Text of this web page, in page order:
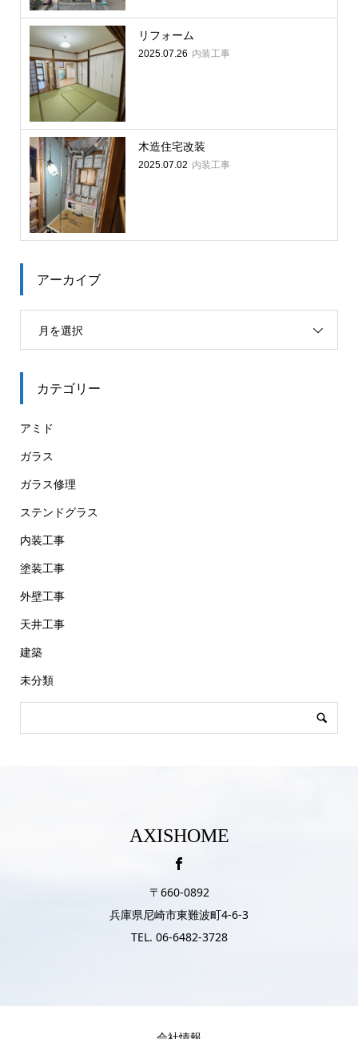
リフォーム
2025.07.26 内装工事
木造住宅改装
2025.07.02 内装工事
アーカイブ
月を選択
カテゴリー
アミド
ガラス
ガラス修理
ステンドグラス
内装工事
塗装工事
外壁工事
天井工事
建築
未分類
AXISHOME
〒660-0892
兵庫県尼崎市東難波町4-6-3
TEL. 06-6482-3728